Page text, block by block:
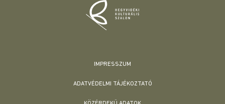
IMPRESSZUM
ADATVÉDELMI TÁJÉKOZTATÓ